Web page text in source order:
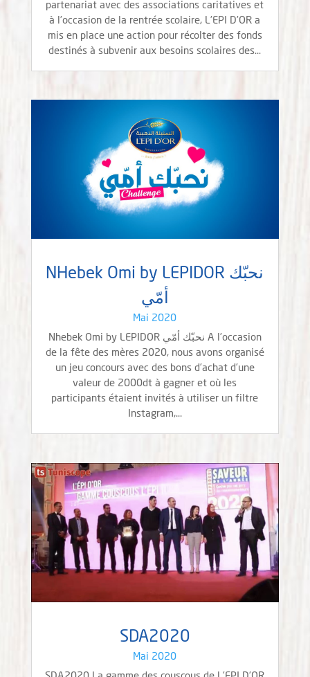
partenariat avec des associations caritatives et
à l’occasion de la rentrée scolaire, L’EPI D’OR a
mis en place une action pour récolter des fonds
destinés à subvenir aux besoins scolaires des...
NHebek Omi by LEPIDOR نحبّك
أمّي
Mai 2020
Nhebek Omi by LEPIDOR نحبّك أمّي A l’occasion
de la fête des mères 2020, nous avons organisé
un jeu concours avec des bons d’achat d’une
valeur de 2000dt à gagner et où les
participants étaient invités à utiliser un filtre
Instagram,...
SDA2020
Mai 2020